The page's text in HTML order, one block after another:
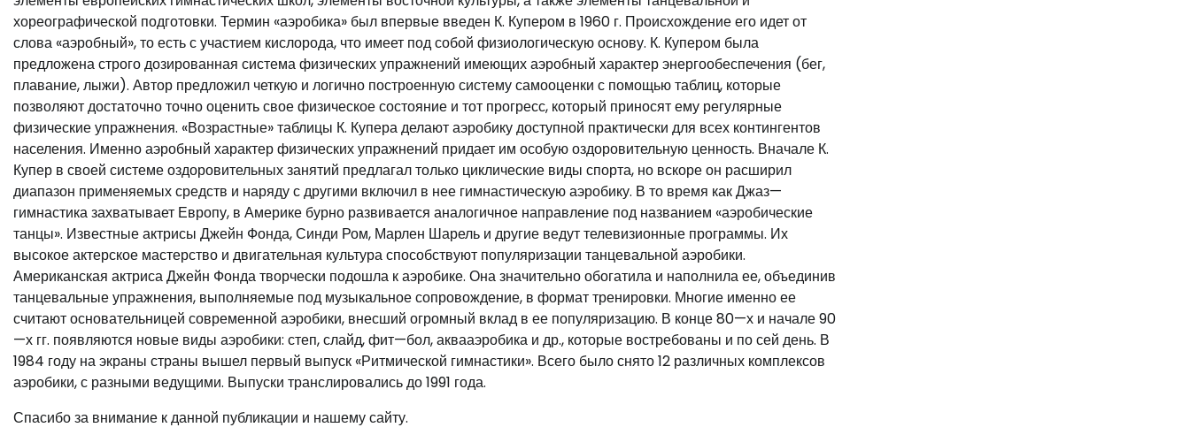
хореографической подготовки. Термин «аэробика» был впервые введен К. Купером в 1960 г. Происхождение его идет от
слова «аэробный», то есть с участием кислорода, что имеет под собой физиологическую основу. К. Купером была
предложена строго дозированная система физических упражнений имеющих аэробный характер энергообеспечения (бег,
плавание, лыжи). Автор предложил четкую и логично построенную систему самооценки с помощью таблиц, которые
позволяют достаточно точно оценить свое физическое состояние и тот прогресс, который приносят ему регулярные
физические упражнения. «Возрастные» таблицы К. Купера делают аэробику доступной практически для всех контингентов
населения. Именно аэробный характер физических упражнений придает им особую оздоровительную ценность. Вначале К.
Купер в своей системе оздоровительных занятий предлагал только циклические виды спорта, но вскоре он расширил
диапазон применяемых средств и наряду с другими включил в нее гимнастическую аэробику. В то время как Джаз—
гимнастика захватывает Европу, в Америке бурно развивается аналогичное направление под названием «аэробические
танцы». Известные актрисы Джейн Фонда, Синди Ром, Марлен Шарель и другие ведут телевизионные программы. Их
высокое актерское мастерство и двигательная культура способствуют популяризации танцевальной аэробики.
Американская актриса Джейн Фонда творчески подошла к аэробике. Она значительно обогатила и наполнила ее, объединив
танцевальные упражнения, выполняемые под музыкальное сопровождение, в формат тренировки. Многие именно ее
считают основательницей современной аэробики, внесший огромный вклад в ее популяризацию. В конце 80—х и начале 90
—х гг. появляются новые виды аэробики: степ, слайд, фит—бол, аквааэробика и др., которые востребованы и по сей день. В
1984 году на экраны страны вышел первый выпуск «Ритмической гимнастики». Всего было снято 12 различных комплексов
аэробики, с разными ведущими. Выпуски транслировались до 1991 года.
Спасибо за внимание к данной публикации и нашему сайту.